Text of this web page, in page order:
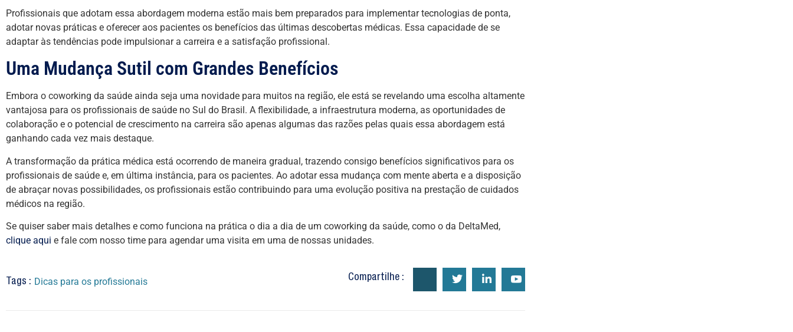
Profissionais que adotam essa abordagem moderna estão mais bem preparados para implementar tecnologias de ponta,
adotar novas práticas e oferecer aos pacientes os benefícios das últimas descobertas médicas. Essa capacidade de se
adaptar às tendências pode impulsionar a carreira e a satisfação profissional.
Uma Mudança Sutil com Grandes Benefícios
Embora o coworking da saúde ainda seja uma novidade para muitos na região, ele está se revelando uma escolha altamente
vantajosa para os profissionais de saúde no Sul do Brasil. A flexibilidade, a infraestrutura moderna, as oportunidades de
colaboração e o potencial de crescimento na carreira são apenas algumas das razões pelas quais essa abordagem está
ganhando cada vez mais destaque.
A transformação da prática médica está ocorrendo de maneira gradual, trazendo consigo benefícios significativos para os
profissionais de saúde e, em última instância, para os pacientes. Ao adotar essa mudança com mente aberta e a disposição
de abraçar novas possibilidades, os profissionais estão contribuindo para uma evolução positiva na prestação de cuidados
médicos na região.
Se quiser saber mais detalhes e como funciona na prática o dia a dia de um coworking da saúde, como o da DeltaMed,
clique aqui e fale com nosso time para agendar uma visita em uma de nossas unidades.
Tags : Dicas para os profissionais Compartilhe :